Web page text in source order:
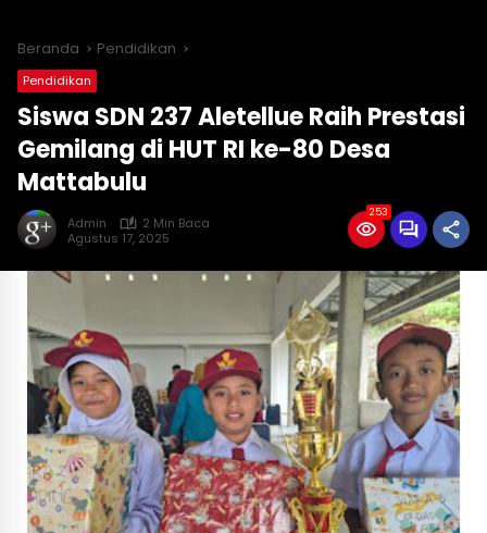
Beranda Pendidikan
Pendidikan
Siswa SDN 237 Aletellue Raih Prestasi
Gemilang di HUT RI ke-80 Desa
Mattabulu
Admin
2 Min Baca
Agustus 17, 2025
253